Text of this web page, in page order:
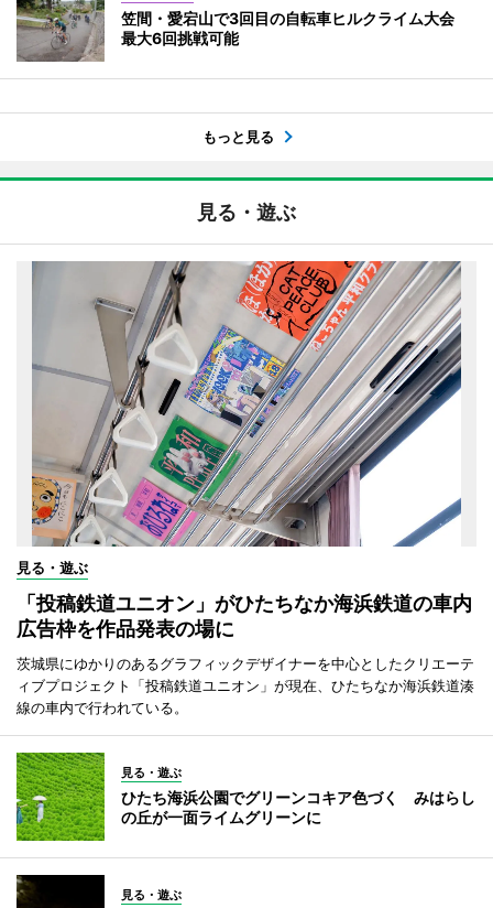
笠間・愛宕山で3回目の自転車ヒルクライム大会
最大6回挑戦可能
もっと見る
見る・遊ぶ
見る・遊ぶ
「投稿鉄道ユニオン」がひたちなか海浜鉄道の車内
広告枠を作品発表の場に
茨城県にゆかりのあるグラフィックデザイナーを中心としたクリエーテ
ィブプロジェクト「投稿鉄道ユニオン」が現在、ひたちなか海浜鉄道湊
線の車内で行われている。
見る・遊ぶ
ひたち海浜公園でグリーンコキア色づく みはらし
の丘が一面ライムグリーンに
見る・遊ぶ